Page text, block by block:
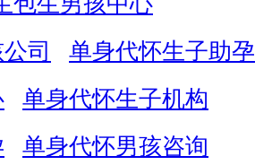
司
单身代怀生子助孕
单身代怀生子机构
单身代怀男孩咨询